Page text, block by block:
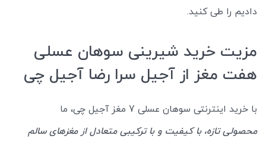
دادیم را طی کنید.
مزیت خرید شیرینی سوهان عسلی
هفت مغز از آجیل سرا رضا آجیل چی
با خرید اینترنتی سوهان عسلی 7 مغز آجیل چی، ما
محصولی تازه، با کیفیت و با ترکیبی متعادل از مغزهای سالم